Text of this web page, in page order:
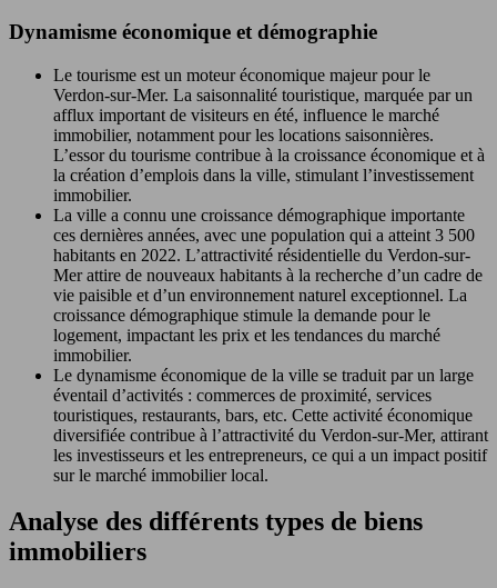
Dynamisme économique et démographie
Le tourisme est un moteur économique majeur pour le
Verdon-sur-Mer. La saisonnalité touristique, marquée par un
afflux important de visiteurs en été, influence le marché
immobilier, notamment pour les locations saisonnières.
L’essor du tourisme contribue à la croissance économique et à
la création d’emplois dans la ville, stimulant l’investissement
immobilier.
La ville a connu une croissance démographique importante
ces dernières années, avec une population qui a atteint 3 500
habitants en 2022. L’attractivité résidentielle du Verdon-sur-
Mer attire de nouveaux habitants à la recherche d’un cadre de
vie paisible et d’un environnement naturel exceptionnel. La
croissance démographique stimule la demande pour le
logement, impactant les prix et les tendances du marché
immobilier.
Le dynamisme économique de la ville se traduit par un large
éventail d’activités : commerces de proximité, services
touristiques, restaurants, bars, etc. Cette activité économique
diversifiée contribue à l’attractivité du Verdon-sur-Mer, attirant
les investisseurs et les entrepreneurs, ce qui a un impact positif
sur le marché immobilier local.
Analyse des différents types de biens
immobiliers